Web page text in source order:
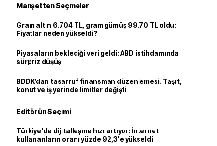
Manşetten Seçmeler
Gram altın 6.704 TL, gram gümüş 99.70 TL oldu:
Fiyatlar neden yükseldi?
Piyasaların beklediği veri geldi: ABD istihdamında
sürpriz düşüş
BDDK’dan tasarruf finansman düzenlemesi: Taşıt,
konut ve iş yerinde limitler değişti
Editörün Seçimi
Türkiye'de dijitalleşme hızı artıyor: İnternet
kullananların oranı yüzde 92,3'e yükseldi